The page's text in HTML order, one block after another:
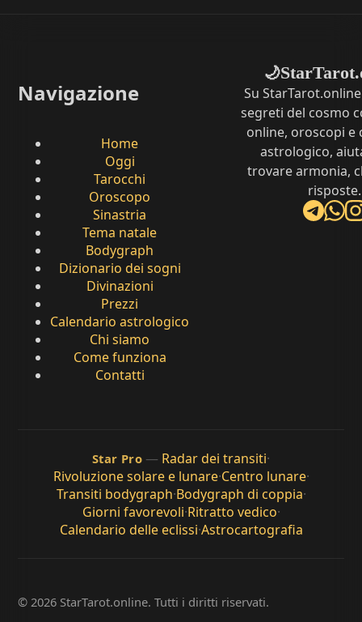
Navigazione
Home
Oggi
Tarocchi
Oroscopo
Sinastria
Tema natale
Bodygraph
Dizionario dei sogni
Divinazioni
Prezzi
Calendario astrologico
Chi siamo
Come funziona
Contatti
🌙
Su
segreti del cosmo
online, oroscopi e
astrologico,
trovare armonia,
risposte.
Star Pro — Radar dei transiti·
Rivoluzione solare e lunare·Centro lunare·
Transiti bodygraph·Bodygraph di coppia·
Giorni favorevoli·Ritratto vedico·
Calendario delle eclissi·Astrocartografia
© 2026 StarTarot.online. Tutti i diritti riservati.